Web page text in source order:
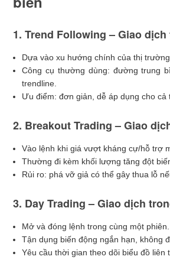
1. Trend Following – Giao
Dựa vào xu hướng chính của thị trường.
Công cụ thường dùng: đường trung
trendline.
Ưu điểm: đơn giản, dễ áp dụng cho cả
2. Breakout Trading – Giao
Vào lệnh khi giá vượt kháng cự/hỗ trợ
Thường đi kèm khối lượng tăng đột
Rủi ro: phá vỡ giả có thể gây thua lỗ
3. Day Trading – Giao dịch
Mở và đóng lệnh trong cùng một phiên.
Tận dụng biến động ngắn hạn, không
Yêu cầu thời gian theo dõi biểu đồ liên